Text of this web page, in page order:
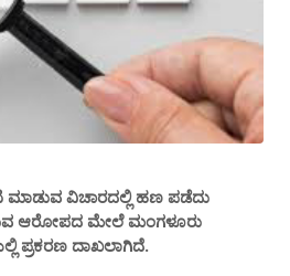
ಮಾಡುವ ವಿಚಾರದಲ್ಲಿ ಹಣ ಪಡೆದು
ಆರೋಪದ ಮೇಲೆ ಮಂಗಳೂರು
ಪ್ರಕರಣ ದಾಖಲಾಗಿದೆ.